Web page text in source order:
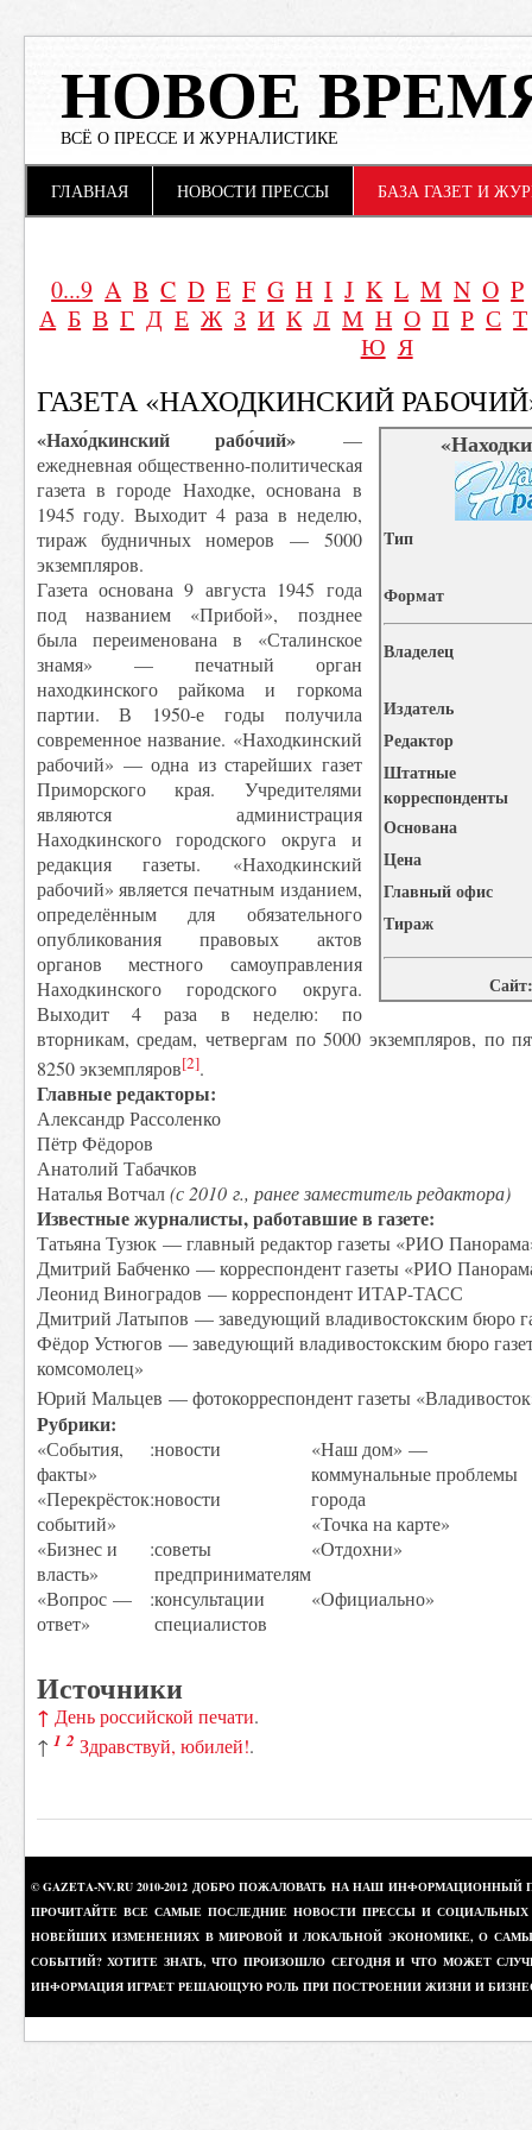
НОВОЕ
ВСЁ О ПРЕССЕ И ЖУРНАЛИСТИКЕ
Main menu
ГЛАВНАЯ НОВОСТИ ПРЕССЫ БАЗА ГАЗЕТ И
0...9 A B C D E F G H I J K L M N O P
А Б В Г Д Е Ж З И К Л М Н О П Р С Т
Ю Я
ГАЗЕТА «НАХОДКИНСКИЙ
Tип
Формат
Владелец
Издатель
Редактор
Штатные
корреспонденты
Основана
Цена
Главный офис
Тираж
«Нахо́дкинский рабо́чий» —
ежедневная общественно-политическая
газета в городе Находке, основана в
1945 году. Выходит 4 раза в неделю,
тираж будничных номеров — 5000
экземпляров.
Газета основана 9 августа 1945 года
под названием «Прибой», позднее
была переименована в «Сталинское
знамя» — печатный орган
находкинского райкома и горкома
партии. В 1950-е годы получила
современное название. «Находкинский
рабочий» — одна из старейших газет
Приморского края. Учредителями
являются администрация
Находкинского городского округа и
редакция газеты. «Находкинский
рабочий» является печатным изданием,
определённым для обязательного
опубликования правовых актов
органов местного самоуправления
Находкинского городского округа.
Выходит 4 раза в неделю: по
вторникам, средам, четвергам по 5000 экземпляров, по
8250 экземпляров[2].
Главные редакторы:
Александр Рассоленко
Пётр Фёдоров
Анатолий Табачков
Наталья Вотчал(с 2010 г., ранее заместитель редактора)
Известные журналисты, работавшие в газете:
Татьяна Тузюк — главный редактор газеты «РИО
Дмитрий Бабченко — корреспондент газеты «РИО
Леонид Виноградов — корреспондент ИТАР-ТАСС
Дмитрий Латыпов — заведующий владивостокским бюро
Фёдор Устюгов — заведующий владивостокским бюро
комсомолец»
Юрий Мальцев — фотокорреспондент газеты
Рубрики:
«События,
факты»
:новости
«Перекрёсток
событий»
:новости
«Бизнес и
власть»
:советы
предпринимателям
«Вопрос —
ответ»
:консультации
специалистов
«Наш дом» —
коммунальные проблемы
города
«Точка на карте»
«Отдохни»
«Официально»
Источники
↑ День российской печати.
↑ 1 2 Здравствуй, юбилей!.
© GAZETA-NV.RU 2010-2012 ДОБРО ПОЖАЛОВАТЬ НА НАШ
ПРОЧИТАЙТЕ ВСЕ САМЫЕ ПОСЛЕДНИЕ НОВОСТИ ПРЕССЫ И
НОВЕЙШИХ ИЗМЕНЕНИЯХ В МИРОВОЙ И ЛОКАЛЬНОЙ ЭКОНОМИКЕ, О
СОБЫТИЙ? ХОТИТЕ ЗНАТЬ, ЧТО ПРОИЗОШЛО СЕГОДНЯ И ЧТО МОЖЕТ
ИНФОРМАЦИЯ ИГРАЕТ РЕШАЮЩУЮ РОЛЬ ПРИ ПОСТРОЕНИИ ЖИЗНИ И